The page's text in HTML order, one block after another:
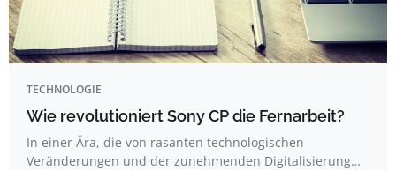
TECHNOLOGIE
Wie revolutioniert Sony CP die Fernarbeit?
In einer Ära, die von rasanten technologischen
Veränderungen und der zunehmenden Digitalisierung…